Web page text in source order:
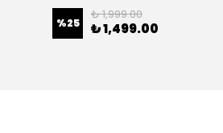
%25
₺ 1,999.00
₺ 1,499.00